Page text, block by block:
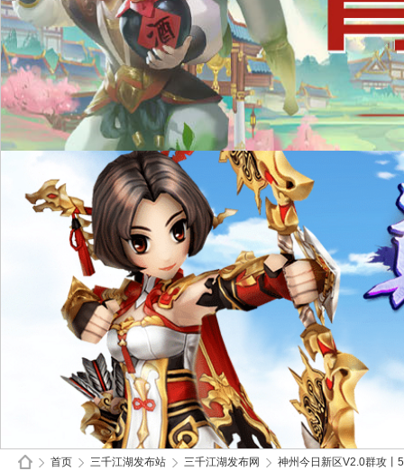
首页 三千江湖发布站 三千江湖发布网 神州今日新区V2.0群攻丨